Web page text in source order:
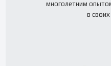
многолетним
в